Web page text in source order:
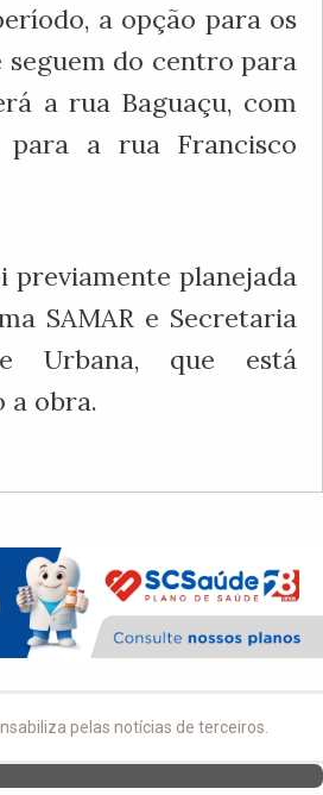
a opção para os
do centro para
a rua Baguaçu, com
para a rua Francisco
previamente planejada
SAMAR e Secretaria
Urbana, que está
a obra.
pelas notícias de terceiros.